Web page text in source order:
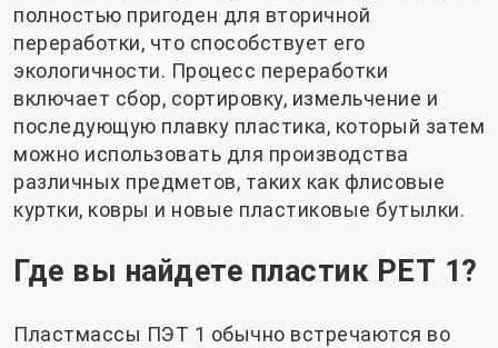
полностью пригоден для вторичной
переработки, что способствует его
экологичности. Процесс переработки
включает сбор, сортировку, измельчение и
последующую плавку пластика, который затем
можно использовать для производства
различных предметов, таких как флисовые
куртки, ковры и новые пластиковые бутылки.
Где вы найдете пластик PET 1?
Пластмассы ПЭТ 1 обычно встречаются во